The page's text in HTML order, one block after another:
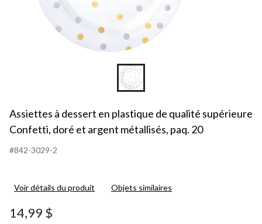
Assiettes à dessert en plastique de qualité supérieure
Confetti, doré et argent métallisés, paq. 20
#842-3029-2
Voir détails du produit Objets similaires
14,99 $